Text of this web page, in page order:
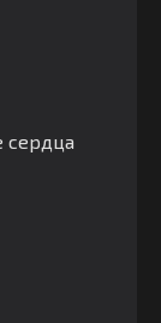
сердца